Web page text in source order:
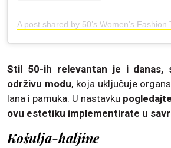
Stil 50-ih relevantan je i danas,
održivu modu, koja uključuje
lana i pamuka. U nastavku
ovu estetiku implementirate u
Košulja-haljine